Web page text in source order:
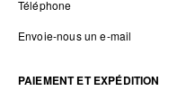
Téléphone
Envoie-nous un e-mail
PAIEMENT ET EXPÉDITION